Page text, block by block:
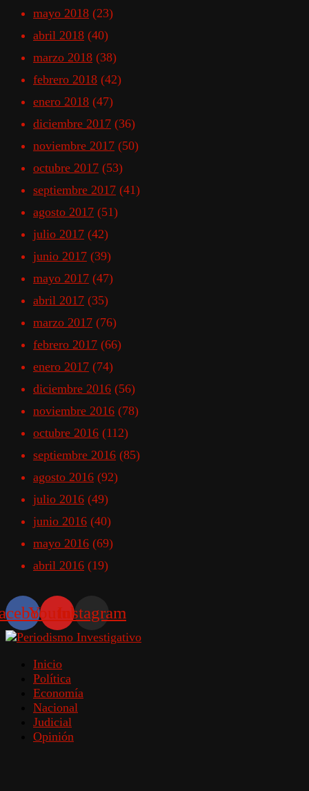
mayo 2018 (23)
abril 2018 (40)
marzo 2018 (38)
febrero 2018 (42)
enero 2018 (47)
diciembre 2017 (36)
noviembre 2017 (50)
octubre 2017 (53)
septiembre 2017 (41)
agosto 2017 (51)
julio 2017 (42)
junio 2017 (39)
mayo 2017 (47)
abril 2017 (35)
marzo 2017 (76)
febrero 2017 (66)
enero 2017 (74)
diciembre 2016 (56)
noviembre 2016 (78)
octubre 2016 (112)
septiembre 2016 (85)
agosto 2016 (92)
julio 2016 (49)
junio 2016 (40)
mayo 2016 (69)
abril 2016 (19)
YoutubeInstagram
Inicio
Política
Economía
Nacional
Judicial
Opinión